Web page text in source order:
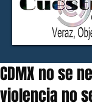
CDMX no se
violencia no